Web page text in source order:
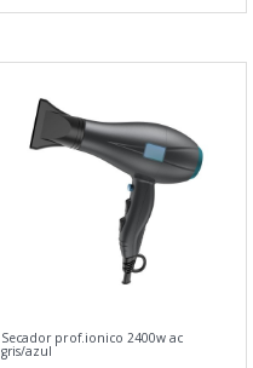
Secador prof.ionico 2400w ac
gris/azul